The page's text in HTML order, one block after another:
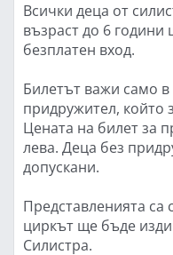
Всички деца от
възраст до 6 години
безплатен вход.
Билетът важи само
придружител, който
Цената на билет за
лева. Деца без
допускани.
Представленията са
циркът ще бъде
Силистра.